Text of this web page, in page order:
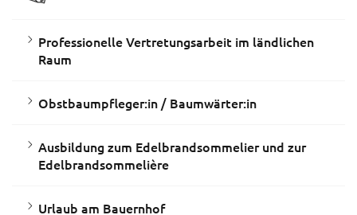
Professionelle Vertretungsarbeit im ländlichen
Raum
Obstbaumpfleger:in / Baumwärter:in
Ausbildung zum Edelbrandsommelier und zur
Edelbrandsommelière
Urlaub am Bauernhof